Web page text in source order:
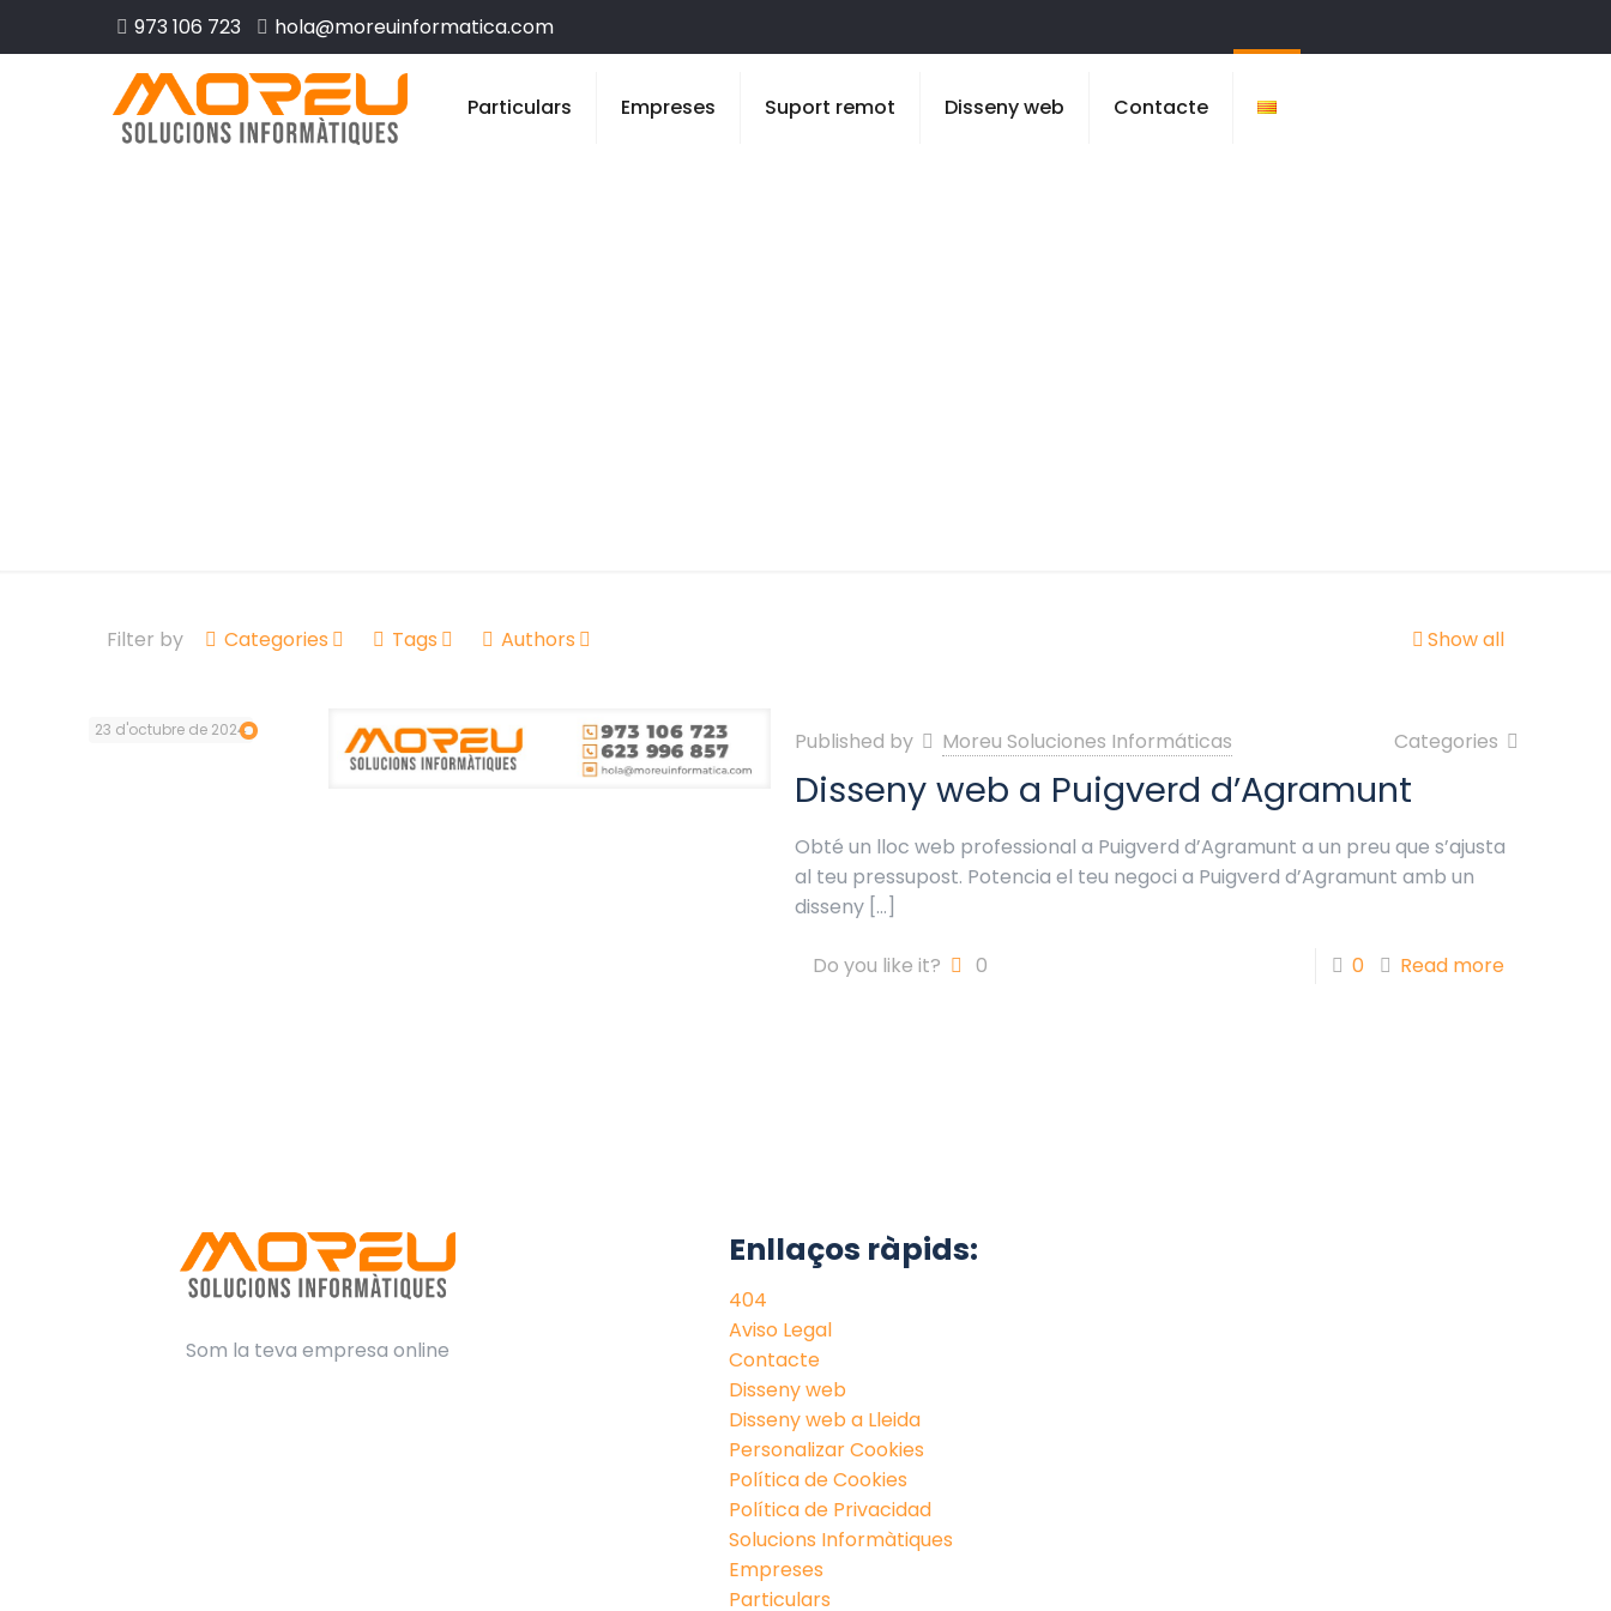
973 106 723 hola@moreuinformatica.com
Particulars Empreses Suport remot Disseny web Contacte
Filter by Categories Tags Authors Show all
23 d'octubre de 2024 Published by Moreu Soluciones Informáticas Categories
Disseny web a Puigverd d’Agramunt
Obté un lloc web professional a Puigverd d’Agramunt a un preu que s’ajusta
al teu pressupost. Potencia el teu negoci a Puigverd d’Agramunt amb un
disseny[…]
Do you like it? 0 0 Read more
Som la teva empresa online
Enllaços ràpids:
404
Aviso Legal
Contacte
Disseny web
Disseny web a Lleida
Personalizar Cookies
Política de Cookies
Política de Privacidad
Solucions Informàtiques
Empreses
Particulars